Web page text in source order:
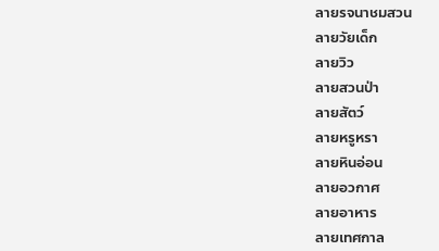
ลายรจนาชมสวน
ลายวัยเด็ก
ลายวิว
ลายสวนป่า
ลายสัตว์
ลายหรูหรา
ลายหินอ่อน
ลายอวกาศ
ลายอาหาร
ลายเทศกาล